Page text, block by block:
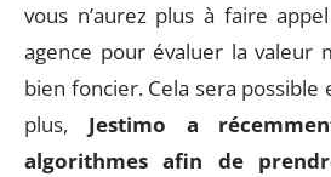
vous n’aurez plus à faire
agence pour évaluer la valeur
bien foncier. Cela sera possible
plus, Jestimo a
algorithmes afin de